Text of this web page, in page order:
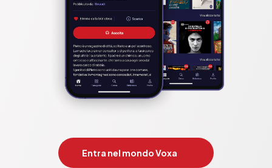
Entra nel mondo Voxa